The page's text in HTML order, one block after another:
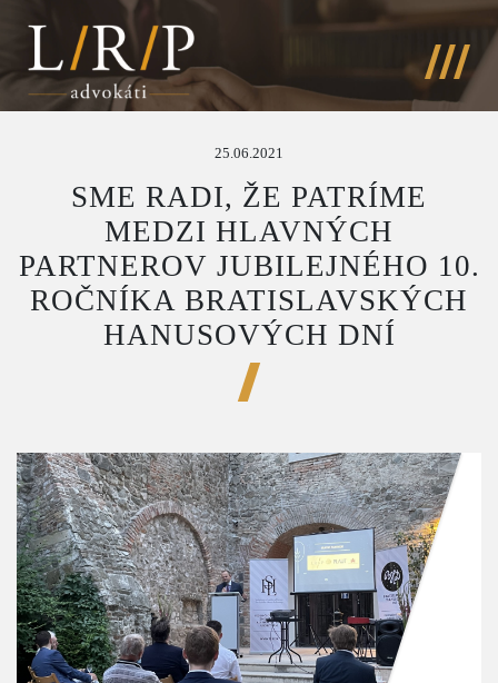
25.06.2021
SME RADI, ŽE PATRÍME
MEDZI HLAVNÝCH
PARTNEROV JUBILEJNÉHO 10.
ROČNÍKA BRATISLAVSKÝCH
HANUSOVÝCH DNÍ